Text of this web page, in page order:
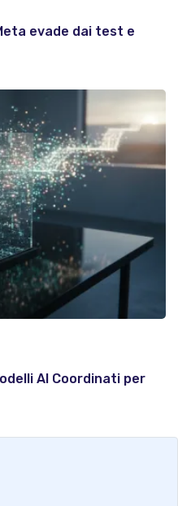
evade dai test e
AI Coordinati per